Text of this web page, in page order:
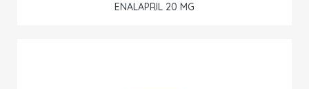
ENALAPRIL 20 MG